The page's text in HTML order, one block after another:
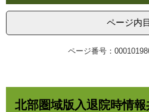
ページ内
ページ番号：
北部圏域版入退院時情